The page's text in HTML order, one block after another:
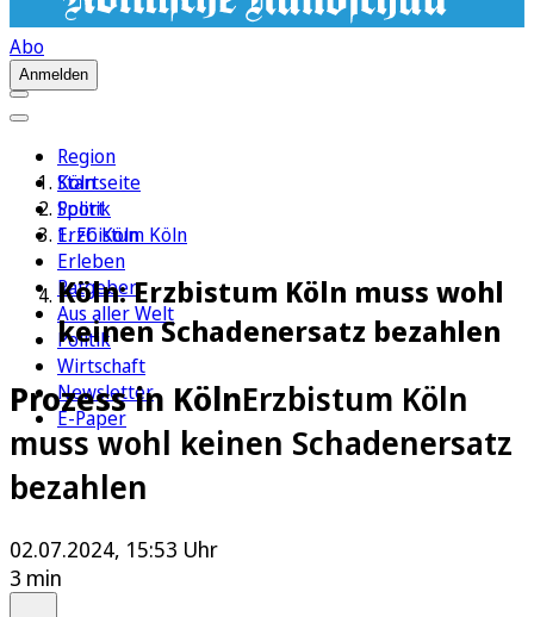
Abo
Anmelden
Region
Köln
Sport
1. FC Köln
Erleben
Ratgeber
Aus aller Welt
Politik
Wirtschaft
Newsletter
E-Paper
Startseite
Politik
Erzbistum Köln
Köln: Erzbistum Köln muss wohl
keinen Schadenersatz bezahlen
Prozess in KölnErzbistum Köln
muss wohl keinen Schadenersatz
bezahlen
02.07.2024, 15:53 Uhr
3 min